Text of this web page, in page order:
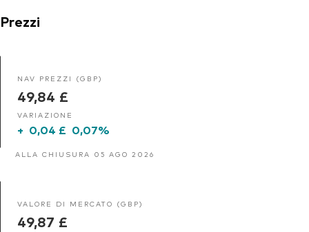
Prezzi
NAV PREZZI (GBP)
49,84 £
VARIAZIONE
+ 0,04 £ 0,07%
ALLA CHIUSURA 05 AGO 2026
VALORE DI MERCATO (GBP)
49,87 £